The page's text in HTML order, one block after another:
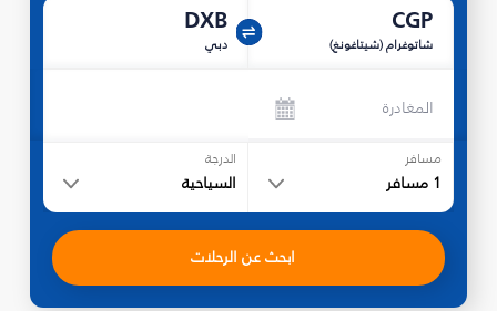
CGP
شاتوغرام (شيتاغونغ)
DXB
دبي
المغادرة
مسافر
1 مسافر
الدرجة
السياحية
ابحث عن الرحلات